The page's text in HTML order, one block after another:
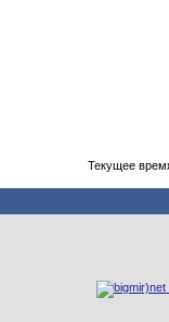
Текущее